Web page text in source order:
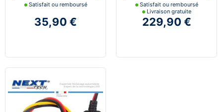
Satisfait ou remboursé
35,90 €
Satisfait ou remboursé
Livraison gratuite
229,90 €